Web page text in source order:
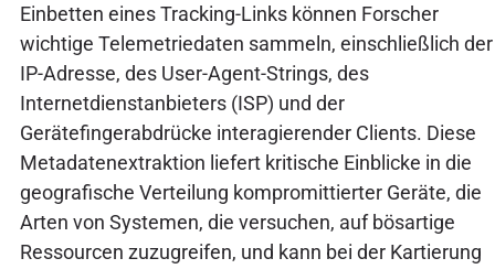
Einbetten eines Tracking-Links können Forscher
wichtige Telemetriedaten sammeln, einschließlich der
IP-Adresse, des User-Agent-Strings, des
Internetdienstanbieters (ISP) und der
Gerätefingerabdrücke interagierender Clients. Diese
Metadatenextraktion liefert kritische Einblicke in die
geografische Verteilung kompromittierter Geräte, die
Arten von Systemen, die versuchen, auf bösartige
Ressourcen zuzugreifen, und kann bei der Kartierung